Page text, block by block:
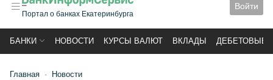
Портал о банках Екатеринбурга
Войти
БАНКИ НОВОСТИ КУРСЫ ВАЛЮТ ВКЛАДЫ ДЕБЕТОВЫЕ
Главная Новости